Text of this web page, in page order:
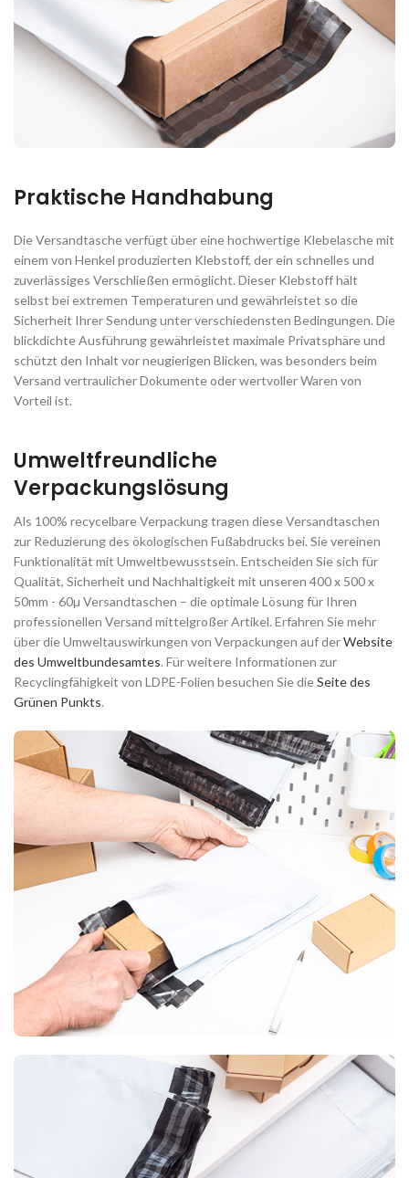
Praktische Handhabung
Die Versandtasche verfügt über eine hochwertige Klebelasche mit
einem von Henkel produzierten Klebstoff, der ein schnelles und
zuverlässiges Verschließen ermöglicht. Dieser Klebstoff hält
selbst bei extremen Temperaturen und gewährleistet so die
Sicherheit Ihrer Sendung unter verschiedensten Bedingungen. Die
blickdichte Ausführung gewährleistet maximale Privatsphäre und
schützt den Inhalt vor neugierigen Blicken, was besonders beim
Versand vertraulicher Dokumente oder wertvoller Waren von
Vorteil ist.
Umweltfreundliche
Verpackungslösung
Als 100% recycelbare Verpackung tragen diese Versandtaschen
zur Reduzierung des ökologischen Fußabdrucks bei. Sie vereinen
Funktionalität mit Umweltbewusstsein. Entscheiden Sie sich für
Qualität, Sicherheit und Nachhaltigkeit mit unseren 400 x 500 x
50mm - 60µ Versandtaschen – die optimale Lösung für Ihren
professionellen Versand mittelgroßer Artikel. Erfahren Sie mehr
über die Umweltauswirkungen von Verpackungen auf derWebsite
des Umweltbundesamtes. Für weitere Informationen zur
Recyclingfähigkeit von LDPE-Folien besuchen Sie dieSeite des
Grünen Punkts.